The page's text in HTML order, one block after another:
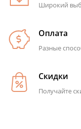
Широкий
Оплата
Разные
Скидки
Получайте